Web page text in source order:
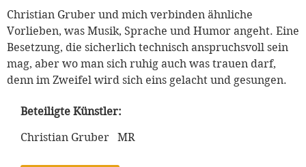
Christian Gruber und mich verbinden ähnliche
Vorlieben, was Musik, Sprache und Humor angeht. Eine
Besetzung, die sicherlich technisch anspruchsvoll sein
mag, aber wo man sich ruhig auch was trauen darf,
denn im Zweifel wird sich eins gelacht und gesungen.
Beteiligte Künstler:
Christian Gruber MR